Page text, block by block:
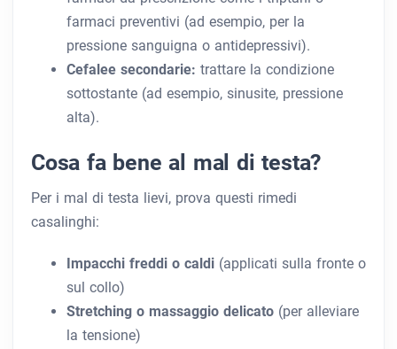
farmaci preventivi (ad esempio, per la
pressione sanguigna o antidepressivi).
Cefalee secondarie: trattare la condizione
sottostante (ad esempio, sinusite, pressione
alta).
Cosa fa bene al mal di testa?
Per i mal di testa lievi, prova questi rimedi
casalinghi:
Impacchi freddi o caldi (applicati sulla fronte o
sul collo)
Stretching o massaggio delicato (per alleviare
la tensione)